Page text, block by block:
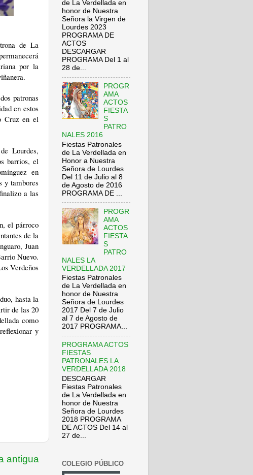
de La
por la
patronas
en estos
Cruz en el
Lourdes,
barrios, el
en
y tambores
a las
el párroco
de la
Juan
Nuevo.
Verdeños
hasta la
de las 20
como
y
antigua
de La Verdellada en
honor de Nuestra
Señora la Virgen de
Lourdes 2023
PROGRAMA DE
ACTOS
DESCARGAR
PROGRAMA Del 1 al
28 de...
PROGR
AMA
ACTOS
FIESTA
S
PATRO
NALES 2016
Fiestas Patronales
de La Verdellada en
Honor a Nuestra
Señora de Lourdes
Del 11 de Julio al 8
de Agosto de 2016
PROGRAMA DE ...
PROGR
AMA
ACTOS
FIESTA
S
PATRO
NALES LA
VERDELLADA 2017
Fiestas Patronales
de La Verdellada en
honor de Nuestra
Señora de Lourdes
2017 Del 7 de Julio
al 7 de Agosto de
2017 PROGRAMA...
PROGRAMA ACTOS
FIESTAS
PATRONALES LA
VERDELLADA 2018
DESCARGAR
Fiestas Patronales
de La Verdellada en
honor de Nuestra
Señora de Lourdes
2018 PROGRAMA
DE ACTOS Del 14 al
27 de...
COLEGIO PÚBLICO